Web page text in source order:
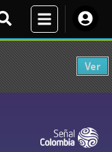
Ver